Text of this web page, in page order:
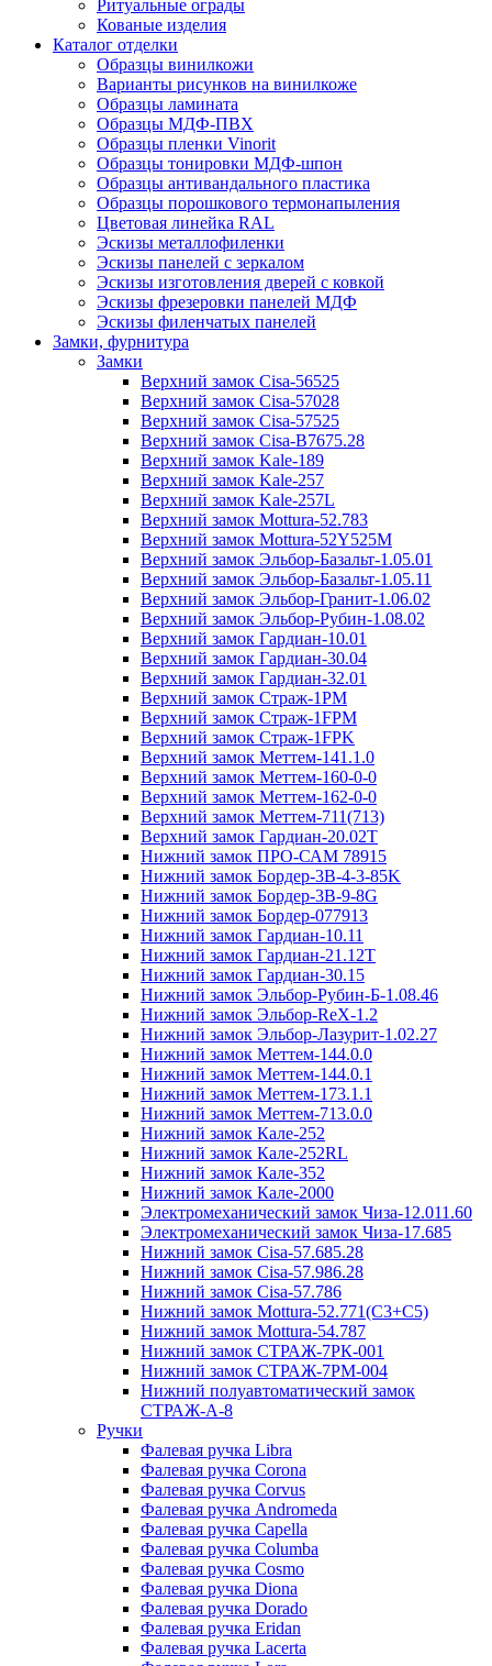
Ритуальные ограды
Кованые изделия
Каталог отделки
Образцы винилкожи
Варианты рисунков на винилкоже
Образцы ламината
Образцы МДФ-ПВХ
Образцы пленки Vinorit
Образцы тонировки МДФ-шпон
Образцы антивандального пластика
Образцы порошкового термонапыления
Цветовая линейка RAL
Эскизы металлофиленки
Эскизы панелей с зеркалом
Эскизы изготовления дверей с ковкой
Эскизы фрезеровки панелей МДФ
Эскизы филенчатых панелей
Замки, фурнитура
Замки
Верхний замок Cisa-56525
Верхний замок Cisa-57028
Верхний замок Cisa-57525
Верхний замок Cisa-B7675.28
Верхний замок Kale-189
Верхний замок Kale-257
Верхний замок Kale-257L
Верхний замок Mottura-52.783
Верхний замок Mottura-52Y525М
Верхний замок Эльбор-Базальт-1.05.01
Верхний замок Эльбор-Базальт-1.05.11
Верхний замок Эльбор-Гранит-1.06.02
Верхний замок Эльбор-Рубин-1.08.02
Верхний замок Гардиан-10.01
Верхний замок Гардиан-30.04
Верхний замок Гардиан-32.01
Верхний замок Страж-1PM
Верхний замок Страж-1FPM
Верхний замок Страж-1FPK
Верхний замок Меттем-141.1.0
Верхний замок Меттем-160-0-0
Верхний замок Меттем-162-0-0
Верхний замок Меттем-711(713)
Верхний замок Гардиан-20.02T
Нижний замок ПРО-САМ 78915
Нижний замок Бордер-3B-4-3-85K
Нижний замок Бордер-3B-9-8G
Нижний замок Бордер-077913
Нижний замок Гардиан-10.11
Нижний замок Гардиан-21.12T
Нижний замок Гардиан-30.15
Нижний замок Эльбор-Рубин-Б-1.08.46
Нижний замок Эльбор-ReX-1.2
Нижний замок Эльбор-Лазурит-1.02.27
Нижний замок Меттем-144.0.0
Нижний замок Меттем-144.0.1
Нижний замок Меттем-173.1.1
Нижний замок Меттем-713.0.0
Нижний замок Кале-252
Нижний замок Кале-252RL
Нижний замок Кале-352
Нижний замок Кале-2000
Электромеханический замок Чиза-12.011.60
Электромеханический замок Чиза-17.685
Нижний замок Cisa-57.685.28
Нижний замок Cisa-57.986.28
Нижний замок Cisa-57.786
Нижний замок Mottura-52.771(C3+C5)
Нижний замок Mottura-54.787
Нижний замок СТРАЖ-7РК-001
Нижний замок СТРАЖ-7РМ-004
Нижний полуавтоматический замок
СТРАЖ-A-8
Ручки
Фалевая ручка Libra
Фалевая ручка Corona
Фалевая ручка Corvus
Фалевая ручка Andromeda
Фалевая ручка Capella
Фалевая ручка Columba
Фалевая ручка Cosmo
Фалевая ручка Diona
Фалевая ручка Dorado
Фалевая ручка Eridan
Фалевая ручка Lacerta